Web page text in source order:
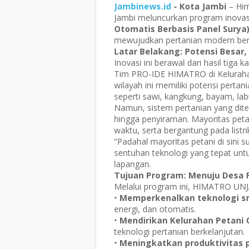
Jambinews.id - Kota Jambi –
Jambi meluncurkan program
Otomatis Berbasis Panel Surya)
mewujudkan pertanian modern
Latar Belakang: Potensi
Inovasi ini berawal dari hasil tiga
Tim PRO-IDE HIMATRO di
wilayah ini memiliki potensi
seperti sawi, kangkung, bayam,
Namun, sistem pertanian yang
hingga penyiraman. Mayoritas
waktu, serta bergantung pada
“Padahal mayoritas petani di sini
sentuhan teknologi yang tepat
lapangan.
Tujuan Program: Menuju Desa
Melalui program ini, HIMATRO
• Memperkenalkan teknologi
energi, dan otomatis.
• Mendirikan Kelurahan Petani
teknologi pertanian berkelanjutan.
• Meningkatkan produktivitas